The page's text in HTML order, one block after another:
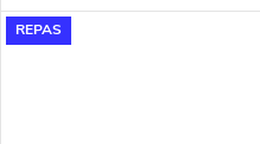
S40 120kW 132kW, S60 90kW
93kW 120kW 136kW, S80 120
REPAS